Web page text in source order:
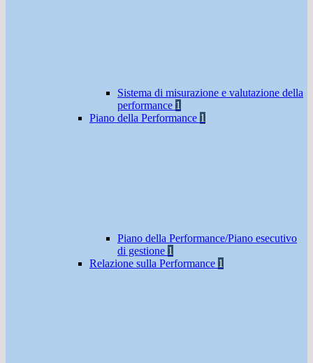
Sistema di misurazione e valutazione della
performance 1
Piano della Performance 1
Piano della Performance/Piano esecutivo
di gestione 1
Relazione sulla Performance 1